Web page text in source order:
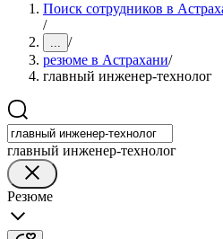
Поиск сотрудников в
/
... /
резюме в Астрахани/
главный инженер-технолог
главный инженер-технолог
Резюме